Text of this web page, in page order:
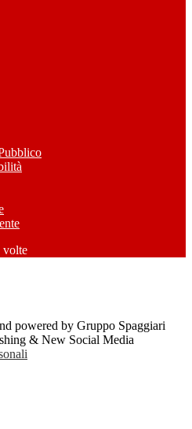
volte
powered by Gruppo Spaggiari
& New Social Media